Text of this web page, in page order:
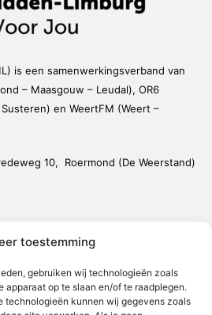
toestemming
gebruiken wij technologieën zoals
apparaat op te slaan en/of te raadplegen.
technologieën kunnen wij gegevens zoals
is een samenwerkingsverband van
– Maasgouw – Leudal), OR6
en WeertFM (Weert –
10, Roermond (De Weerstand)